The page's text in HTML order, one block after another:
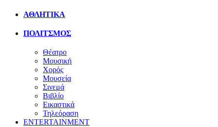
ΑΘΛΗΤΙΚΑ
ΠΟΛΙΤΣΜΟΣ
Θέατρο
Μουσική
Χορός
Μουσεία
Σινεμά
Βιβλίο
Εικαστικά
Τηλεόραση
ENTERTAINMENT